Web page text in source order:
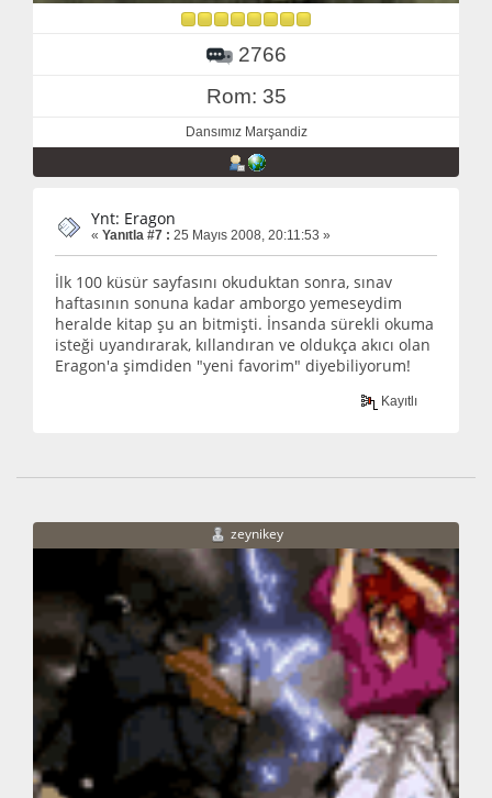
2766
Rom: 35
Dansımız Marşandiz
Ynt: Eragon
« Yanıtla #7 : 25 Mayıs 2008, 20:11:53 »
İlk 100 küsür sayfasını okuduktan sonra, sınav
haftasının sonuna kadar amborgo yemeseydim
heralde kitap şu an bitmişti. İnsanda sürekli okuma
isteği uyandırarak, kıllandıran ve oldukça akıcı olan
Eragon'a şimdiden "yeni favorim" diyebiliyorum!
Kayıtlı
zeynikey